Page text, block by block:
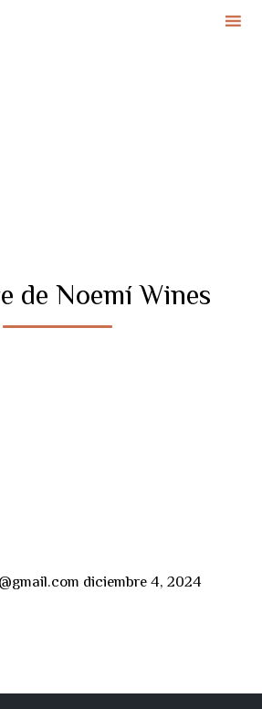
de Noemí Wines
diciembre 4, 2024